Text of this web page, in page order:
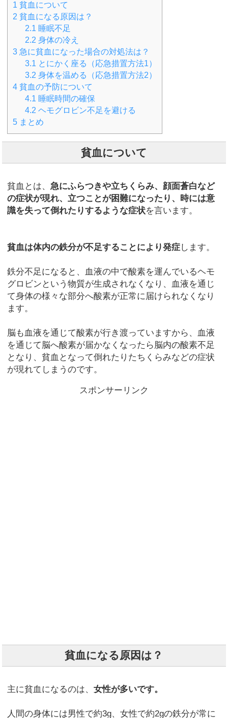
1 貧血について
2 貧血になる原因は？
2.1 睡眠不足
2.2 身体の冷え
3 急に貧血になった場合の対処法は？
3.1 とにかく座る（応急措置方法1）
3.2 身体を温める（応急措置方法2）
4 貧血の予防について
4.1 睡眠時間の確保
4.2 ヘモグロビン不足を避ける
5 まとめ
貧血について
貧血とは、急にふらつきや立ちくらみ、顔面蒼白など
の症状が現れ、立つことが困難になったり、時には意
識を失って倒れたりするような症状を言います。
貧血は体内の鉄分が不足することにより発症します。
鉄分不足になると、血液の中で酸素を運んでいるヘモ
グロビンという物質が生成されなくなり、血液を通じ
て身体の様々な部分へ酸素が正常に届けられなくなり
ます。
脳も血液を通じて酸素が行き渡っていますから、血液
を通じて脳へ酸素が届かなくなったら脳内の酸素不足
となり、貧血となって倒れたりたちくらみなどの症状
が現れてしまうのです。
スポンサーリンク
貧血になる原因は？
主に貧血になるのは、女性が多いです。
人間の身体には男性で約3g、女性で約2gの鉄分が常に